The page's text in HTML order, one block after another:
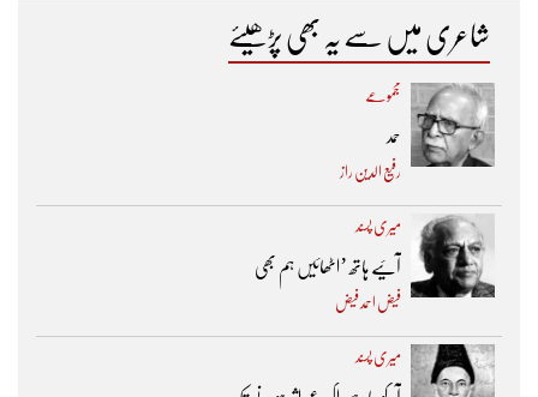
شاعری میں سے یہ بھی پڑھیئے
مجموعے
حمد
رفیع الدین راز
میری پسند
آئیے ہاتھ ’اٹھائیں ہم بھی
فیض احمد فیض
میری پسند